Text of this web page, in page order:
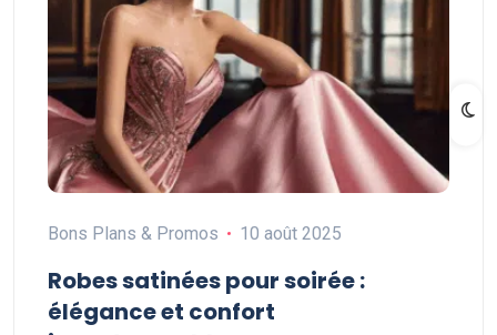
Bons Plans & Promos 10 août 2025
Robes satinées pour soirée :
élégance et confort